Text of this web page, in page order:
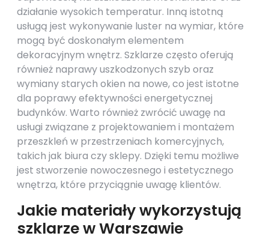
działanie wysokich temperatur. Inną istotną
usługą jest wykonywanie luster na wymiar, które
mogą być doskonałym elementem
dekoracyjnym wnętrz. Szklarze często oferują
również naprawy uszkodzonych szyb oraz
wymiany starych okien na nowe, co jest istotne
dla poprawy efektywności energetycznej
budynków. Warto również zwrócić uwagę na
usługi związane z projektowaniem i montażem
przeszkleń w przestrzeniach komercyjnych,
takich jak biura czy sklepy. Dzięki temu możliwe
jest stworzenie nowoczesnego i estetycznego
wnętrza, które przyciągnie uwagę klientów.
Jakie materiały wykorzystują
szklarze w Warszawie